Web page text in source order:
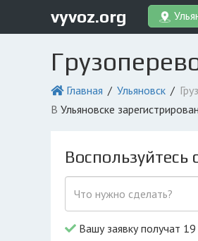
vyvoz.org
Главная Ульяновск
в Ульяновске
Воспользуйтесь
Вашу заявку получат